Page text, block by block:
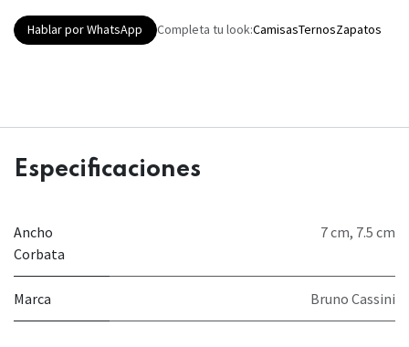
Hablar por WhatsApp Completa tu look:CamisasTernosZapatos
Especificaciones
Ancho
Corbata
7 cm, 7.5 cm
Marca Bruno Cassini